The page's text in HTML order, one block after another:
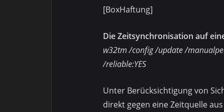
[BoxHaftung]
Die Zeitsynchronisation auf
w32tm /config /update /
/reliable:YES
Unter Berücksichtigung von
direkt gegen eine Zeitquelle